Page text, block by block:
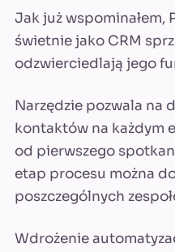
Jak już wspominałem,
świetnie jako CRM
odzwierciedlają jego
Narzędzie pozwala na
kontaktów na każdym
od pierwszego
etap procesu można
poszczególnych
Wdrożenie